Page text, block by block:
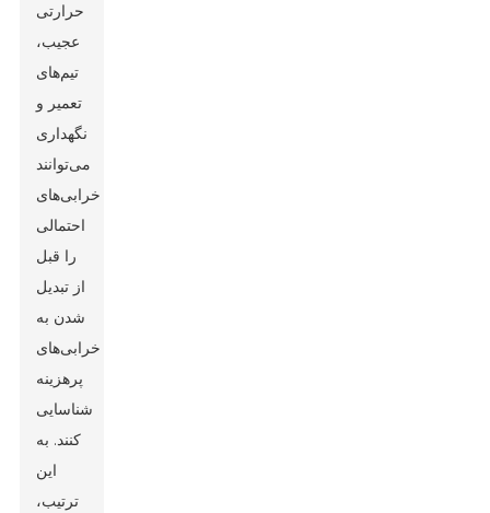
حرارتی
عجیب،
تیم‌های
تعمیر و
نگهداری
می‌توانند
خرابی‌های
احتمالی
را قبل
از تبدیل
شدن به
خرابی‌های
پرهزینه
شناسایی
کنند. به
این
ترتیب،